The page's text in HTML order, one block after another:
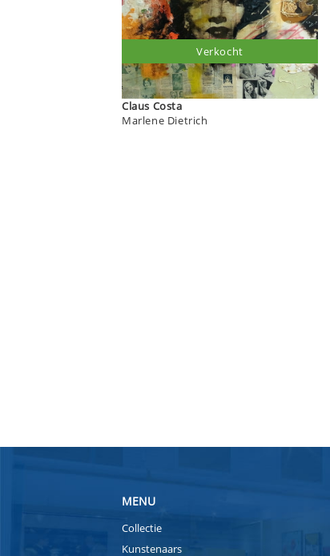
Claus Costa
Marlene Dietrich
Verkocht
MENU
Collectie
Kunstenaars